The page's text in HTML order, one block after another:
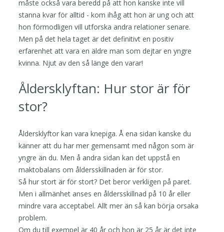
måste också vara beredd på att hon kanske inte vill
stanna kvar för alltid - kom ihåg att hon är ung och att
hon förmodligen vill utforska andra relationer senare.
Men på det hela taget är det definitivt en positiv
erfarenhet att vara en äldre man som dejtar en yngre
kvinna. Njut av den så länge den varar!
Åldersklyftan: Hur stor är för
stor?
Åldersklyftor kan vara knepiga. Å ena sidan kanske du
känner att du har mer gemensamt med någon som är
yngre än du. Men å andra sidan kan det uppstå en
maktobalans om åldersskillnaden är för stor.
Så hur stort är för stort? Det beror verkligen på paret.
Men i allmänhet anses en åldersskillnad på 10 år eller
mindre vara acceptabel. Allt mer än så kan börja orsaka
problem.
Om du till exempel är 40 år och hon är 25 år är det inte